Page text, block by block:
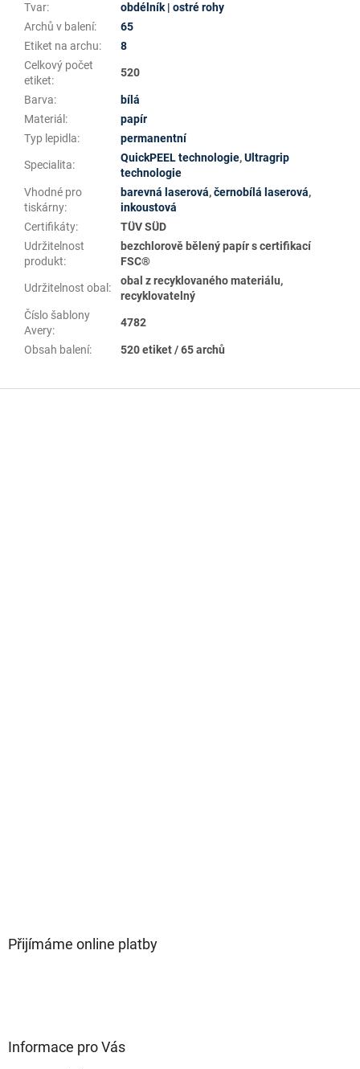
Tvar:
obdélník | ostré rohy
Archů v balení:
65
Etiket na archu:
8
Celkový počet
etiket:
520
Barva:
bílá
Materiál :
papír
Typ lepidla: permanentní
Specialita:
QuickPEEL technologie,Ultragrip
technologie
Vhodné pro
tiskárny:
barevná laserová,černobílá laserová,
inkoustová
Certifikáty:
TÜV SÜD
Udržitelnost
produkt:
bezchlorově bělený papír s certifikací
FSC®
Udržitelnost obal :
obal z recyklovaného materiálu,
recyklovatelný
Číslo šablony
Avery:
4782
Obsah balení: 520 etiket / 65 archů
Přijímáme online platby
Informace pro Vás